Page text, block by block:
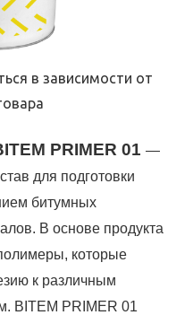
в зависимости от
PRIMER 01 —
для подготовки
битумных
В основе продукта
которые
к различным
BITEM PRIMER 01